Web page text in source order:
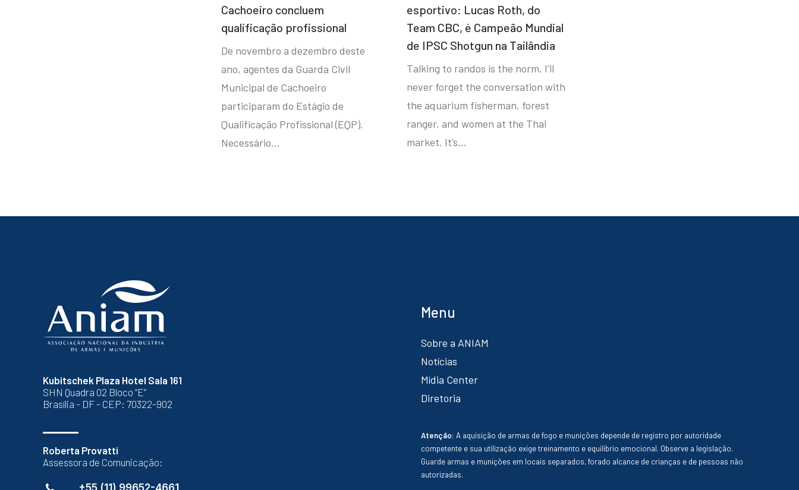
Cachoeiro concluem
qualificação profissional
De novembro a dezembro deste
ano, agentes da Guarda Civil
Municipal de Cachoeiro
participaram do Estágio de
Qualificação Profissional (EQP).
Necessário…
esportivo: Lucas Roth, do
Team CBC, é Campeão Mundial
de IPSC Shotgun na Tailândia
Talking to randos is the norm. I’ll
never forget the conversation with
the aquarium fisherman, forest
ranger, and women at the Thai
market. It’s…
Kubitschek Plaza Hotel Sala 161
SHN Quadra 02 Bloco “E”
Brasília - DF - CEP: 70322-902
Roberta Provatti
Assessora de Comunicação:
+55 (11) 99652-4661
Menu
Sobre a ANIAM
Notícias
Mídia Center
Diretoria
Atenção: A aquisição de armas de fogo e munições depende de registro por autoridade
competente e sua utilização exige treinamento e equilíbrio emocional. Observe a legislação.
Guarde armas e munições em locais separados, forado alcance de crianças e de pessoas não
autorizadas.